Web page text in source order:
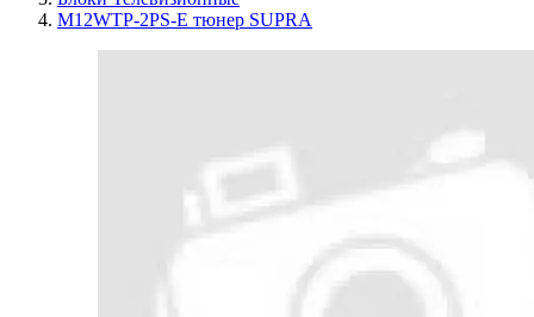
M12WTP-2PS-E тюнер SUPRA